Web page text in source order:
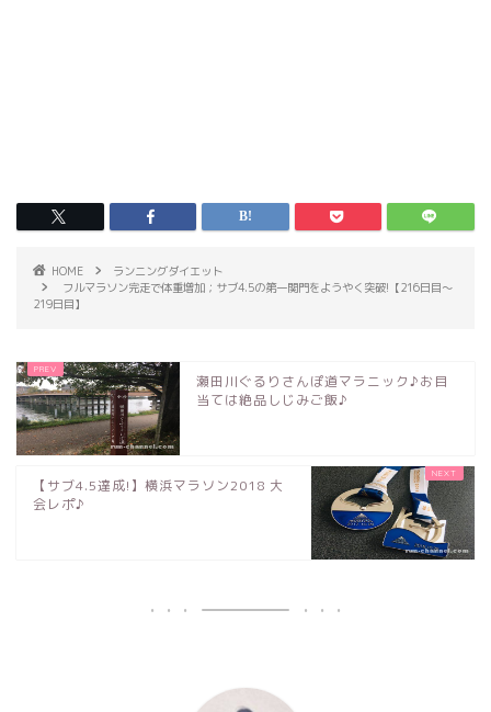
HOME
ランニングダイエット
フルマラソン完走で体重増加；サブ4.5の第一関門をようやく突破!【216日目～
219日目】
瀬田川ぐるりさんぽ道マラニック♪お目
当ては絶品しじみご飯♪
【サブ4.5達成!】横浜マラソン2018 大
会レポ♪